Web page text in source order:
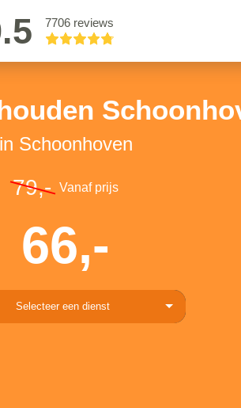
7706 reviews
in Schoonhoven
79,- Vanaf prijs
66,-
Selecteer een dienst